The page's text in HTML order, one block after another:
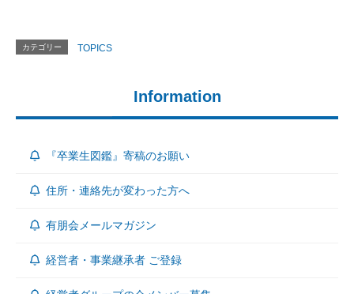
カテゴリー TOPICS
Information
『卒業生図鑑』寄稿のお願い
住所・連絡先が変わった方へ
有朋会メールマガジン
経営者・事業継承者 ご登録